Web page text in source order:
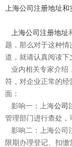
上海公司注册地址
上海公司注册地址
题，那么对于这种
道，就请认真阅读下
业内相关专家介绍
符，对企业正常的
面：
影响一：上海公司
管理部门进行查处，
影响二：上海公司
限期办理登记、扣